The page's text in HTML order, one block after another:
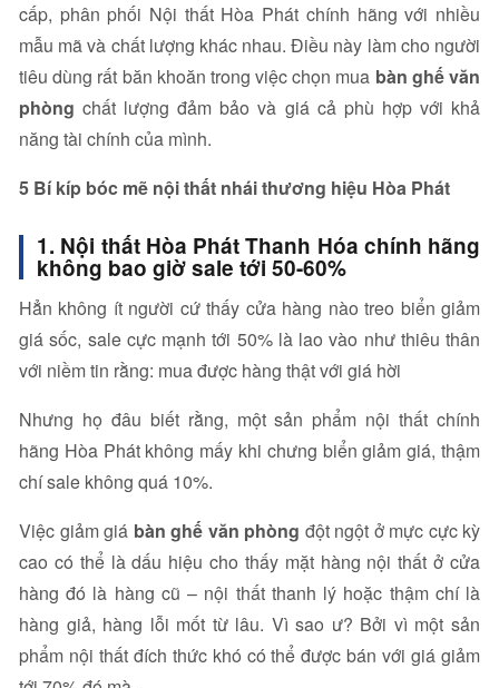
cấp, phân phối Nội thất Hòa Phát chính hãng với nhiều
mẫu mã và chất lượng khác nhau. Điều này làm cho người
tiêu dùng rất băn khoăn trong việc chọn mua bàn ghế văn
phòngchất lượng đảm bảo và giá cả phù hợp với khả
năng tài chính của mình.
5 Bí kíp bóc mẽ nội thất nhái thương hiệu Hòa Phát
1. Nội thất Hòa Phát Thanh Hóa chính hãng
không bao giờ sale tới 50-60%
Hẳn không ít người cứ thấy cửa hàng nào treo biển giảm
giá sốc, sale cực mạnh tới 50% là lao vào như thiêu thân
với niềm tin rằng: mua được hàng thật với giá hời
Nhưng họ đâu biết rằng, một sản phẩm nội thất chính
hãng Hòa Phát không mấy khi chưng biển giảm giá, thậm
chí sale không quá 10%.
Việc giảm giá bàn ghế văn phòng đột ngột ở mực cực kỳ
cao có thể là dấu hiệu cho thấy mặt hàng nội thất ở cửa
hàng đó là hàng cũ – nội thất thanh lý hoặc thậm chí là
hàng giả, hàng lỗi mốt từ lâu. Vì sao ư? Bởi vì một sản
phẩm nội thất đích thức khó có thể được bán với giá giảm